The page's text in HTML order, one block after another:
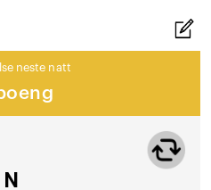
neste natt
N